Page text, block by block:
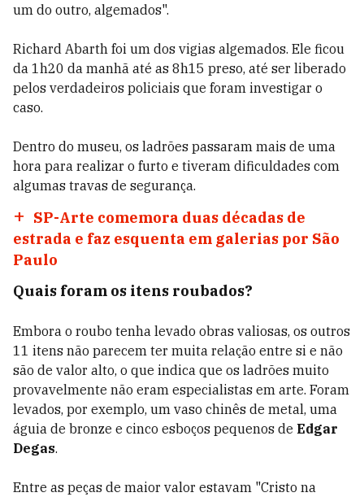
um do outro, algemados".
Richard Abarth foi um dos vigias algemados. Ele ficou
da 1h20 da manhã até as 8h15 preso, até ser liberado
pelos verdadeiros policiais que foram investigar o
caso.
Dentro do museu, os ladrões passaram mais de uma
hora para realizar o furto e tiveram dificuldades com
algumas travas de segurança.
SP-Arte comemora duas décadas de
estrada e faz esquenta em galerias por São
Paulo
Quais foram os itens roubados?
Embora o roubo tenha levado obras valiosas, os outros
11 itens não parecem ter muita relação entre si e não
são de valor alto, o que indica que os ladrões muito
provavelmente não eram especialistas em arte. Foram
levados, por exemplo, um vaso chinês de metal, uma
águia de bronze e cinco esboços pequenos de Edgar
Degas.
Entre as peças de maior valor estavam "Cristo na